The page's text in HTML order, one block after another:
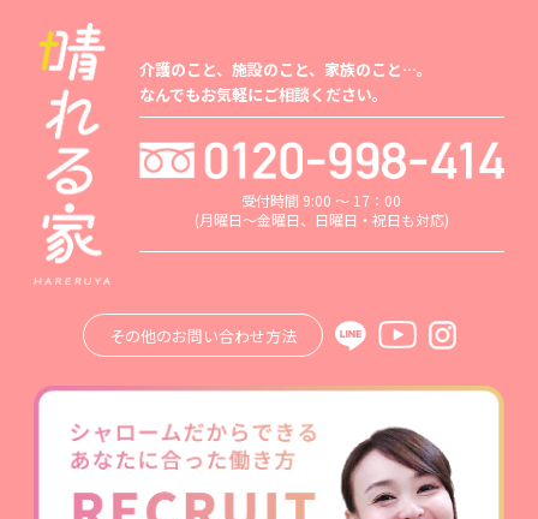
介護のこと、施設のこと、家族のこと…。
なんでもお気軽にご相談ください。
受付時間 9:00 ～ 17：00
(月曜日～金曜日、日曜日・祝日も対応)
その他のお問い合わせ方法